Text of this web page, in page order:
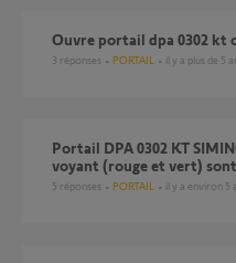
ouvre portail dpa 0302 kt
3 réponses PORTAIL il y a plus de 5
Portail DPA 0302 KT SIMINOR ne fonctionne pas : les 2
voyant (rouge et vert)
5 réponses PORTAIL il y a environ 5